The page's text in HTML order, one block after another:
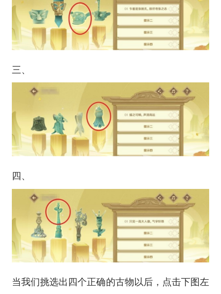
三、
四、
当我们挑选出四个正确的古物以后，点击下图左